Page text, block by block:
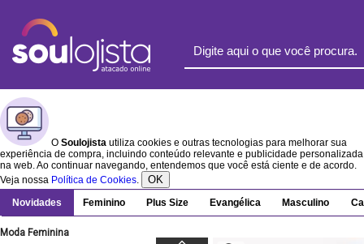
O Soulojista utiliza cookies e outras tecnologias para melhorar sua
experiência de compra, incluindo conteúdo relevante e publicidade personalizada
na web. Ao continuar navegando, entendemos que você está ciente e de acordo.
Veja nossa Política de Cookies. OK
Novidades Feminino Plus Size Evangélica Masculino
Moda Feminina